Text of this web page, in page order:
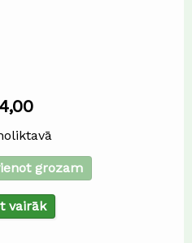
grozam
vairāk